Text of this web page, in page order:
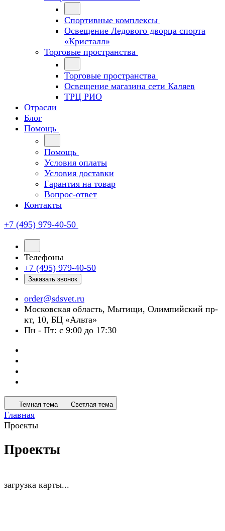
Спортивные комплексы
Освещение Ледового дворца спорта
«Кристалл»
Торговые пространства
Торговые пространства
Освещение магазина сети Каляев
ТРЦ РИО
Отрасли
Блог
Помощь
Помощь
Условия оплаты
Условия доставки
Гарантия на товар
Вопрос-ответ
Контакты
+7 (495) 979-40-50
Телефоны
+7 (495) 979-40-50
Заказать звонок
order@sdsvet.ru
Московская область, Мытищи, Олимпийский пр-
кт, 10, БЦ «Альта»
Пн - Пт: с 9:00 до 17:30
Темная тема Светлая тема
Главная
Проекты
Проекты
загрузка карты...